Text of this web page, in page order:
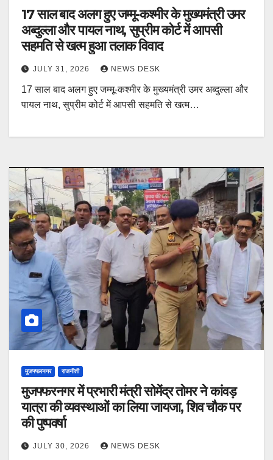
17 साल बाद अलग हुए जम्मू-कश्मीर के मुख्यमंत्री उमर
अब्दुल्ला और पायल नाथ, सुप्रीम कोर्ट में आपसी
सहमति से खत्म हुआ तलाक विवाद
JULY 31, 2026 NEWS DESK
17 साल बाद अलग हुए जम्मू-कश्मीर के मुख्यमंत्री उमर अब्दुल्ला और
पायल नाथ, सुप्रीम कोर्ट में आपसी सहमति से खत्म…
मुजफ्फरनगर राजनीती
मुजफ्फरनगर में प्रभारी मंत्री सोमेंद्र तोमर ने कांवड़
यात्रा की व्यवस्थाओं का लिया जायजा, शिव चौक पर
की पुष्पवर्षा
JULY 30, 2026 NEWS DESK